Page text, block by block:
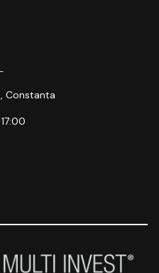
Constanta